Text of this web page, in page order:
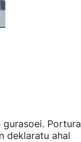
Portura
deklaratu ahal